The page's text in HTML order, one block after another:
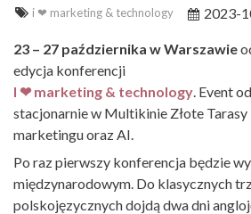
i ❤ marketing & technology 2023-
23 – 27 października w Warszawie
edycja konferencji
I ❤ marketing & technology. Event
stacjonarnie w Multikinie Złote Tarasy
marketingu oraz AI.
Po raz pierwszy konferencja będzie
międzynarodowym. Do klasycznych
polskojęzycznych dojdą dwa dni